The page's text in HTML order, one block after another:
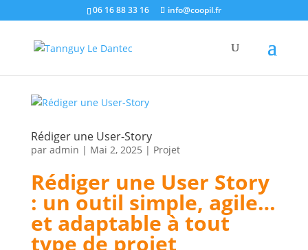
06 16 88 33 16 info@coopil.fr
Rédiger une User-Story
par admin | Mai 2, 2025 | Projet
Rédiger une User Story
: un outil simple, agile…
et adaptable à tout
type de projet